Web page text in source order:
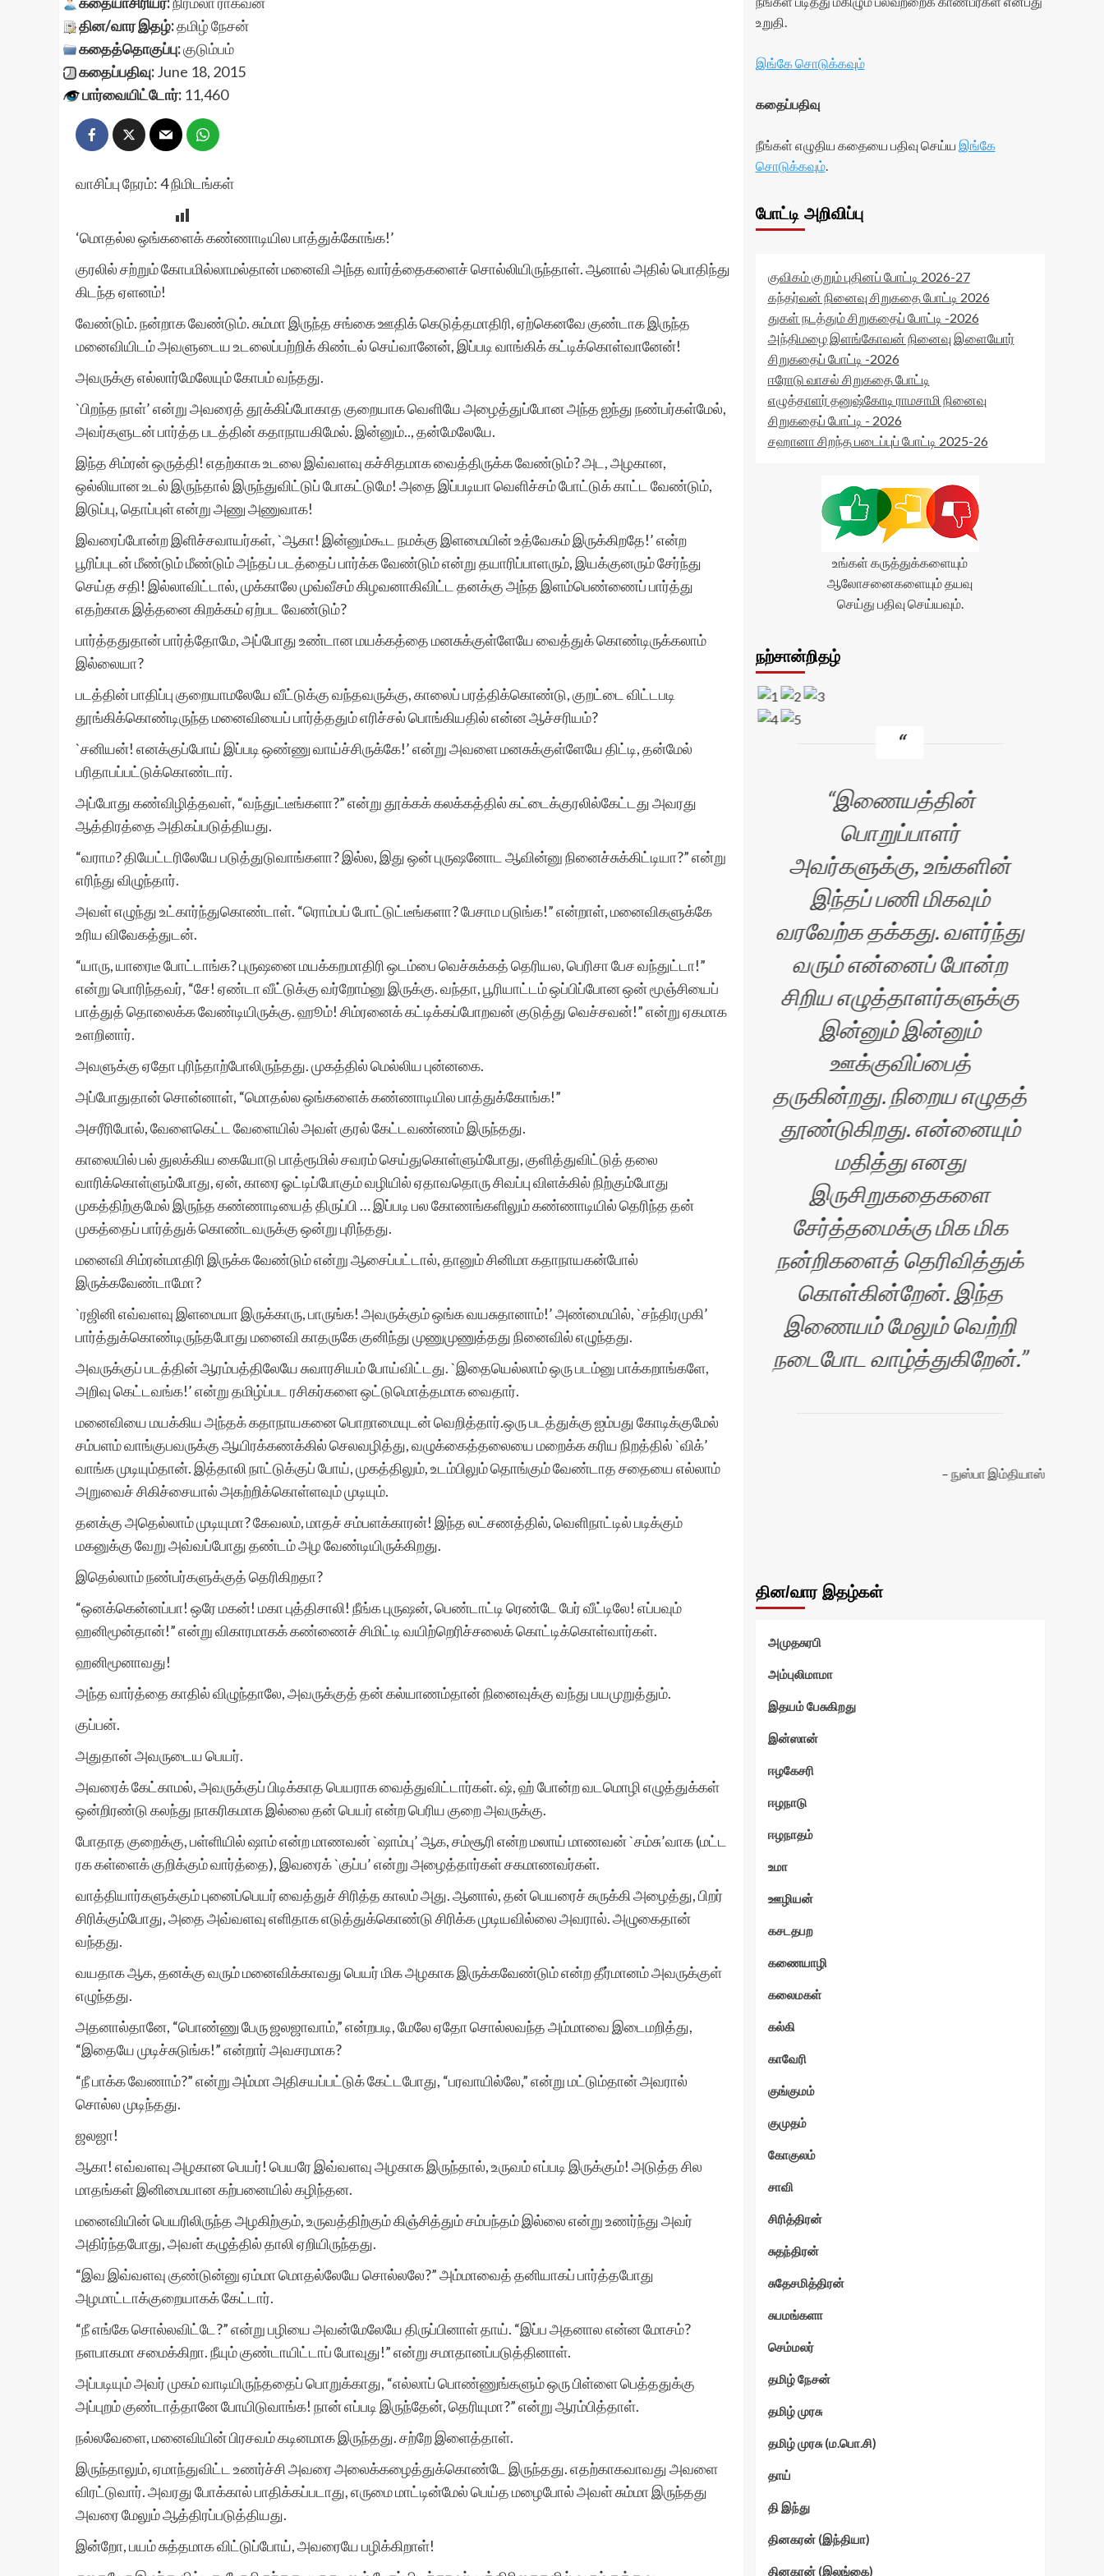
தின/வார இதழ்:தமிழ் நேசன்
கதைத்தொகுப்பு:குடும்பம்
கதைப்பதிவு:June 18, 2015
பார்வையிட்டோர்: 11,460
வாசிப்பு நேரம்:4நிமிடங்கள்
‘மொதல்ல ஒங்களைக் கண்ணாடியில பாத்துக்கோங்க!’
குரலில் சற்றும் கோபமில்லாமல்தான் மனைவி அந்த வார்த்தைகளைச் சொல்லியிருந்தாள். ஆனால் அதில் பொதிந்து
கிடந்த ஏளனம்!
வேண்டும். நன்றாக வேண்டும். சும்மா இருந்த சங்கை ஊதிக் கெடுத்தமாதிரி, ஏற்கெனவே குண்டாக இருந்த
மனைவியிடம் அவளுடைய உடலைப்பற்றிக் கிண்டல் செய்வானேன், இப்படி வாங்கிக் கட்டிக்கொள்வானேன்!
அவருக்கு எல்லார்மேலேயும் கோபம் வந்தது.
`பிறந்த நாள்’ என்று அவரைத் தூக்கிப்போகாத குறையாக வெளியே அழைத்துப்போன அந்த ஐந்து நண்பர்கள்மேல்,
அவர்களுடன் பார்த்த படத்தின் கதாநாயகிமேல். இன்னும்.., தன்மேலேயே.
இந்த சிம்ரன் ஒருத்தி! எதற்காக உடலை இவ்வளவு கச்சிதமாக வைத்திருக்க வேண்டும்? அட, அழகான,
ஒல்லியான உடல் இருந்தால் இருந்துவிட்டுப் போகட்டுமே! அதை இப்படியா வெளிச்சம் போட்டுக் காட்ட வேண்டும்,
இடுப்பு, தொப்புள் என்று அணு அணுவாக!
இவரைப்போன்ற இளிச்சவாயர்கள், `ஆகா! இன்னும்கூட நமக்கு இளமையின் உத்வேகம் இருக்கிறதே!’ என்ற
பூரிப்புடன் மீண்டும் மீண்டும் அந்தப் படத்தைப் பார்க்க வேண்டும் என்று தயாரிப்பாளரும், இயக்குனரும் சேர்ந்து
செய்த சதி! இல்லாவிட்டால், முக்காலே முவ்வீசம் கிழவனாகிவிட்ட தனக்கு அந்த இளம்பெண்ணைப் பார்த்து
எதற்காக இத்தனை கிறக்கம் ஏற்பட வேண்டும்?
பார்த்ததுதான் பார்த்தோமே, அப்போது உண்டான மயக்கத்தை மனசுக்குள்ளேயே வைத்துக் கொண்டிருக்கலாம்
இல்லையா?
படத்தின் பாதிப்பு குறையாமலேயே வீட்டுக்கு வந்தவருக்கு, காலைப் பரத்திக்கொண்டு, குறட்டை விட்டபடி
தூங்கிக்கொண்டிருந்த மனைவியைப் பார்த்ததும் எரிச்சல் பொங்கியதில் என்ன ஆச்சரியம்?
`சனியன்! எனக்குப்போய் இப்படி ஒண்ணு வாய்ச்சிருக்கே!’ என்று அவளை மனசுக்குள்ளேயே திட்டி, தன்மேல்
பரிதாபப்பட்டுக்கொண்டார்.
அப்போது கண்விழித்தவள், “வந்துட்டீங்களா?” என்று தூக்கக் கலக்கத்தில் கட்டைக்குரலில்கேட்டது அவரது
ஆத்திரத்தை அதிகப்படுத்தியது.
“வராம? தியேட்டரிலேயே படுத்துடுவாங்களா? இல்ல, இது ஒன் புருஷனோட ஆவின்னு நினைச்சுக்கிட்டியா?” என்று
எரிந்து விழுந்தார்.
அவள் எழுந்து உட்கார்ந்துகொண்டாள். “ரொம்பப் போட்டுட்டீங்களா? பேசாம படுங்க!” என்றாள், மனைவிகளுக்கே
உரிய விவேகத்துடன்.
“யாரு, யாரைடீ போட்டாங்க? புருஷனை மயக்கறமாதிரி ஒடம்பை வெச்சுக்கத் தெரியல, பெரிசா பேச வந்துட்டா!”
என்று பொரிந்தவர், “சே! ஏண்டா வீட்டுக்கு வர்றோம்னு இருக்கு. வந்தா, பூரியாட்டம் ஒப்பிப்போன ஒன் மூஞ்சியைப்
பாத்துத் தொலைக்க வேண்டியிருக்கு. ஹூம்! சிம்ரனைக் கட்டிக்கப்போறவன் குடுத்து வெச்சவன்!” என்று ஏகமாக
உளறினார்.
அவளுக்கு ஏதோ புரிந்தாற்போலிருந்தது. முகத்தில் மெல்லிய புன்னகை.
அப்போதுதான் சொன்னாள், “மொதல்ல ஒங்களைக் கண்ணாடியில பாத்துக்கோங்க!”
அசரீரிபோல், வேளைகெட்ட வேளையில் அவள் குரல் கேட்டவண்ணம் இருந்தது.
காலையில் பல் துலக்கிய கையோடு பாத்ரூமில் சவரம் செய்துகொள்ளும்போது, குளித்துவிட்டுத் தலை
வாரிக்கொள்ளும்போது, ஏன், காரை ஓட்டிப்போகும் வழியில் ஏதாவதொரு சிவப்பு விளக்கில் நிற்கும்போது
முகத்திற்குமேல் இருந்த கண்ணாடியைத் திருப்பி … இப்படி பல கோணங்களிலும் கண்ணாடியில் தெரிந்த தன்
முகத்தைப் பார்த்துக் கொண்டவருக்கு ஒன்று புரிந்தது.
மனைவி சிம்ரன்மாதிரி இருக்க வேண்டும் என்று ஆசைப்பட்டால், தானும் சினிமா கதாநாயகன்போல்
இருக்கவேண்டாமோ?
`ரஜினி எவ்வளவு இளமையா இருக்காரு, பாருங்க! அவருக்கும் ஒங்க வயசுதானாம்!’ அண்மையில், `சந்திரமுகி’
பார்த்துக்கொண்டிருந்தபோது மனைவி காதருகே குனிந்து முணுமுணுத்தது நினைவில் எழுந்தது.
அவருக்குப் படத்தின் ஆரம்பத்திலேயே சுவாரசியம் போய்விட்டது. `இதையெல்லாம் ஒரு படம்னு பாக்கறாங்களே,
அறிவு கெட்டவங்க!’ என்று தமிழ்ப்பட ரசிகர்களை ஒட்டுமொத்தமாக வைதார்.
மனைவியை மயக்கிய அந்தக் கதாநாயகனை பொறாமையுடன் வெறித்தார்.ஒரு படத்துக்கு ஐம்பது கோடிக்குமேல்
சம்பளம் வாங்குபவருக்கு ஆயிரக்கணக்கில் செலவழித்து, வழுக்கைத்தலையை மறைக்க கரிய நிறத்தில் `விக்’
வாங்க முடியும்தான். இத்தாலி நாட்டுக்குப் போய், முகத்திலும், உடம்பிலும் தொங்கும் வேண்டாத சதையை எல்லாம்
அறுவைச் சிகிச்சையால் அகற்றிக்கொள்ளவும் முடியும்.
தனக்கு அதெல்லாம் முடியுமா? கேவலம், மாதச் சம்பளக்காரன்! இந்த லட்சணத்தில், வெளிநாட்டில் படிக்கும்
மகனுக்கு வேறு அவ்வப்போது தண்டம் அழ வேண்டியிருக்கிறது.
இதெல்லாம் நண்பர்களுக்குத் தெரிகிறதா?
“ஒனக்கென்னப்பா! ஒரே மகன்! மகா புத்திசாலி! நீங்க புருஷன், பெண்டாட்டி ரெண்டே பேர் வீட்டிலே! எப்பவும்
ஹனிமூன்தான்!” என்று விகாரமாகக் கண்ணைச் சிமிட்டி வயிற்றெரிச்சலைக் கொட்டிக்கொள்வார்கள்.
ஹனிமூனாவது!
அந்த வார்த்தை காதில் விழுந்தாலே, அவருக்குத் தன் கல்யாணம்தான் நினைவுக்கு வந்து பயமுறுத்தும்.
குப்பன்.
அதுதான் அவருடைய பெயர்.
அவரைக் கேட்காமல், அவருக்குப் பிடிக்காத பெயராக வைத்துவிட்டார்கள். ஷ், ஹ் போன்ற வடமொழி எழுத்துக்கள்
ஒன்றிரண்டு கலந்து நாகரிகமாக இல்லை தன் பெயர் என்ற பெரிய குறை அவருக்கு.
போதாத குறைக்கு, பள்ளியில் ஷாம் என்ற மாணவன் `ஷாம்பு’ ஆக, சம்சூரி என்ற மலாய் மாணவன் `சம்சு’வாக (மட்ட
ரக கள்ளைக் குறிக்கும் வார்த்தை), இவரைக் `குப்ப’ என்று அழைத்தார்கள் சகமாணவர்கள்.
வாத்தியார்களுக்கும் புனைப்பெயர் வைத்துச் சிரித்த காலம் அது. ஆனால், தன் பெயரைச் சுருக்கி அழைத்து, பிறர்
சிரிக்கும்போது, அதை அவ்வளவு எளிதாக எடுத்துக்கொண்டு சிரிக்க முடியவில்லை அவரால். அழுகைதான்
வந்தது.
வயதாக ஆக, தனக்கு வரும் மனைவிக்காவது பெயர் மிக அழகாக இருக்கவேண்டும் என்ற தீர்மானம் அவருக்குள்
எழுந்தது.
அதனால்தானே, “பொண்ணு பேரு ஜலஜாவாம்,” என்றபடி, மேலே ஏதோ சொல்லவந்த அம்மாவை இடைமறித்து,
“இதையே முடிச்சுடுங்க!” என்றார் அவசரமாக?
“நீ பாக்க வேணாம்?” என்று அம்மா அதிசயப்பட்டுக் கேட்டபோது, “பரவாயில்லே,” என்று மட்டும்தான் அவரால்
சொல்ல முடிந்தது.
ஜலஜா!
ஆகா! எவ்வளவு அழகான பெயர்! பெயரே இவ்வளவு அழகாக இருந்தால், உருவம் எப்படி இருக்கும்! அடுத்த சில
மாதங்கள் இனிமையான கற்பனையில் கழிந்தன.
மனைவியின் பெயரிலிருந்த அழகிற்கும், உருவத்திற்கும் கிஞ்சித்தும் சம்பந்தம் இல்லை என்று உணர்ந்து அவர்
அதிர்ந்தபோது, அவள் கழுத்தில் தாலி ஏறியிருந்தது.
“இவ இவ்வளவு குண்டுன்னு ஏம்மா மொதல்லேயே சொல்லலே?” அம்மாவைத் தனியாகப் பார்த்தபோது
அழமாட்டாக்குறையாகக் கேட்டார்.
“நீ எங்கே சொல்லவிட்டே?” என்று பழியை அவன்மேலேயே திருப்பினாள் தாய். “இப்ப அதனால என்ன மோசம்?
நளபாகமா சமைக்கிறா. நீயும் குண்டாயிட்டாப் போவுது!” என்று சமாதானப்படுத்தினாள்.
அப்படியும் அவர் முகம் வாடியிருந்ததைப் பொறுக்காது, “எல்லாப் பொண்ணுங்களும் ஒரு பிள்ளை பெத்ததுக்கு
அப்புறம் குண்டாத்தானே போயிடுவாங்க! நான் எப்படி இருந்தேன், தெரியுமா?” என்று ஆரம்பித்தாள்.
நல்லவேளை, மனைவியின் பிரசவம் கடினமாக இருந்தது. சற்றே இளைத்தாள்.
இருந்தாலும், ஏமாந்துவிட்ட உணர்ச்சி அவரை அலைக்கழைத்துக்கொண்டே இருந்தது. எதற்காகவாவது அவளை
விரட்டுவார். அவரது போக்கால் பாதிக்கப்படாது, எருமை மாட்டின்மேல் பெய்த மழைபோல் அவள் சும்மா இருந்தது
அவரை மேலும் ஆத்திரப்படுத்தியது.
இன்றோ, பயம் சுத்தமாக விட்டுப்போய், அவரையே பழிக்கிறாள்!
உறுதி.
இங்கே சொடுக்கவும்
கதைப்பதிவு
நீங்கள் எழுதிய கதையை பதிவு செய்ய இங்கே
சொடுக்கவும்.
போட்டி அறிவிப்பு
குவிகம் குறும் புதினப் போட்டி 2026-27
கந்தர்வன் நினைவு சிறுகதை போட்டி 2026
துகள் நடத்தும் சிறுகதைப் போட்டி -2026
அந்திமழை இளங்கோவன் நினைவு இளையோர்
சிறுகதைப் போட்டி -2026
ஈரோடு வாசல் சிறுகதை போட்டி
எழுத்தாளர் தனுஷ்கோடி ராமசாமி நினைவு
சிறுகதைப் போட்டி - 2026
சஹானா சிறந்த படைப்புப் போட்டி 2025-26
உங்கள் கருத்துக்களையும்
ஆலோசனைகளையும் தயவு
செய்து பதிவு செய்யவும்.
நற்சான்றிதழ்
இந்த தளத்தின் சேவை
அடங்குவதில்லை. வளர்ந்து
வரும் எழுத்தாளர்களுக்கு
இந்த தளம்.
இணையத்தின்
பொறுப்பாளர்
அவர்களுக்கு, உங்களின்
இந்தப் பணி மிகவும்
வரவேற்க தக்கது. வளர்ந்து
வரும் என்னைப் போன்ற
சிறிய எழுத்தாளர்களுக்கு
இன்னும் இன்னும்
ஊக்குவிப்பைத்
தருகின்றது. நிறைய எழுதத்
தூண்டுகிறது. என்னையும்
மதித்து எனது
இருசிறுகதைகளை
சேர்த்தமைக்கு மிக மிக
நன்றிகளைத் தெரிவித்துக்
கொள்கின்றேன். இந்த
இணையம் மேலும் வெற்றி
நடைபோட வாழ்த்துகிறேன்.
நுஸ்பா இம்தியாஸ்
தின/வார இதழ்கள்
அமுதசுரபி
அம்புலிமாமா
இதயம் பேசுகிறது
இன்ஸான்
ஈழகேசரி
ஈழநாடு
ஈழநாதம்
உமா
ஊழியன்
கசடதபற
கணையாழி
கலைமகள்
கல்கி
காவேரி
குங்குமம்
குமுதம்
கோகுலம்
சாவி
சிரித்திரன்
சுதந்திரன்
சுதேசமித்திரன்
சுபமங்களா
செம்மலர்
தமிழ் நேசன்
தமிழ் முரசு
தமிழ் முரசு (ம.பொ.சி)
தாய்
தி இந்து
தினகரன் (இந்தியா)
தினகரன் (இலங்கை)